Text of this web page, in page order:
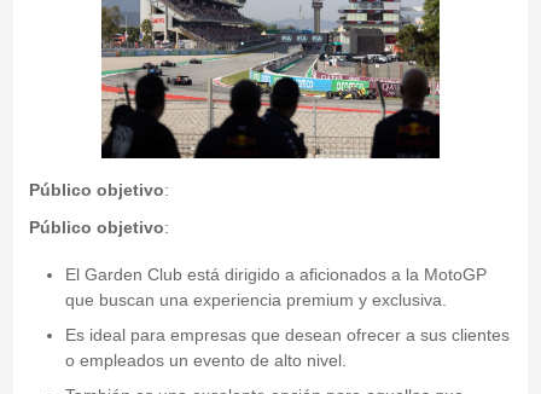
Público objetivo:
Público objetivo:
El Garden Club está dirigido a aficionados a la MotoGP
que buscan una experiencia premium y exclusiva.
Es ideal para empresas que desean ofrecer a sus clientes
o empleados un evento de alto nivel.